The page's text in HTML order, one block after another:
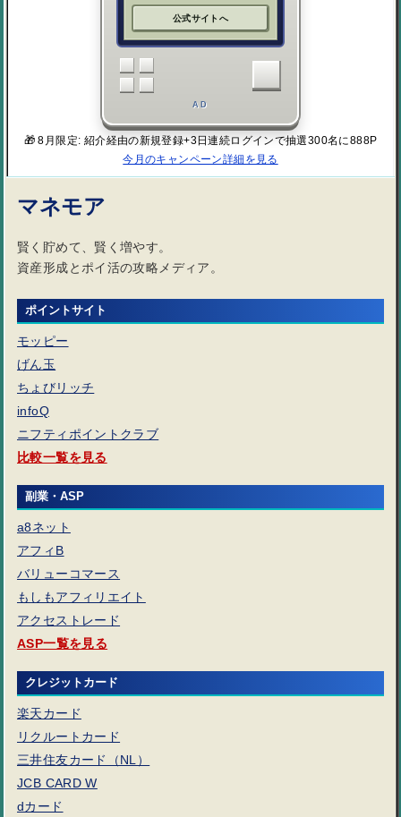
公式サイトへ
AD
🎁 8月限定: 紹介経由の新規登録+3日連続ログインで抽選300名に888P
今月のキャンペーン詳細を見る
マネモア
賢く貯めて、賢く増やす。
資産形成とポイ活の攻略メディア。
ポイントサイト
モッピー
げん玉
ちょびリッチ
infoQ
ニフティポイントクラブ
比較一覧を見る
副業・ASP
a8ネット
アフィB
バリューコマース
もしもアフィリエイト
アクセストレード
ASP一覧を見る
クレジットカード
楽天カード
リクルートカード
三井住友カード（NL）
JCB CARD W
dカード